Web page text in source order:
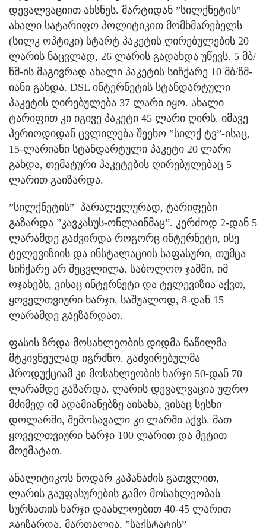
დევალვაციით ახსნეს. მარტიდან ”სილქნეტის”
ახალი სატარიფო პოლიტიკით მომხმარებელს
(სილკ ოპტიკი) სტარტ პაკეტის ღირებულების 20
ლარის ნაცვლად, 26 ლარის გადახდა უწევს. 5 მბ/
წმ-ის მაგივრად ახალი პაკეტის სიჩქარე 10 მბ/წმ-
იანი გახდა. DSL ინტერნეტის სტანდარტული
პაკეტის ღირებულება 37 ლარი იყო. ახალი
ტარიფით კი იგივე პაკეტი 45 ლარი ღირს. იმავე
პერიოდიდან ცვლილება შეეხო ”სილქ ტვ”-ისაც,
15-ლარიანი სტანდარტული პაკეტი 20 ლარი
გახდა, თემატური პაკეტების ღირებულებაც 5
ლარით გაიზარდა.
”სილქნეტის” პარალელურად, ტარიფები
გაზარდა ”კავკასუს-ონლაინმაც”. კერძოდ 2-დან 5
ლარამდე გაძვირდა როგორც ინტერნეტი, ისე
ტელევიზიის და ინსტალაციის საფასური, თუმცა
სიჩქარე არ შეცვლილა. საბოლოო ჯამში, იმ
ოჯახებს, ვისაც ინტერნეტი და ტელევიზია აქვთ,
ყოველთვიური ხარჯი, საშუალოდ, 8-დან 15
ლარამდე გაეზარდათ.
ფასის ზრდა მოსახლეობის დიდმა ნაწილმა
მტკივნეულად იგრძნო. გაძვირებულმა
პროდუქციამ კი მოსახლეობის ხარჯი 50-დან 70
ლარამდე გაზარდა. ლარის დევალვაცია უფრო
მძიმედ იმ ადამიანებზე აისახა, ვისაც სესხი
დოლარში, შემოსავალი კი ლარში აქვს. მათ
ყოველთვიური ხარჯი 100 ლარით და მეტით
მოემატათ.
ანალიტიკოს ნოდარ კაპანაძის გათვლით,
ლარის გაუფასურების გამო მოსახლეობას
სურსათის ხარჯი დაახლოებით 40-45 ლარით
გაეზარდა. მართალია, ”საქსტატის”